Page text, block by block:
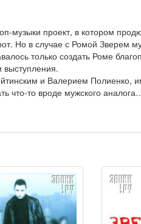
музыки проект, в котором
Но в случае с Ромой Зверем
только создать Роме
и Валерием Полиенко,
что-то вроде мужского